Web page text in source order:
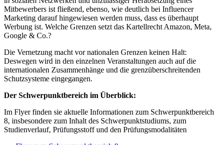
Mitbewerbers ist fließend, ebenso, wie deutlich bei Influencer
Marketing darauf hingewiesen werden muss, dass es überhaupt
Werbung ist. Welche Grenzen setzt das Kartellrecht Amazon, Meta,
Google & Co.?
Die Vernetzung macht vor nationalen Grenzen keinen Halt:
Deswegen wird in den einzelnen Veranstaltungen auch auf die
internationalen Zusammenhänge und die grenzüberschreitenden
Schutzsysteme eingegangen.
Der Schwerpunktbereich im Überblick:
Im Flyer finden sie aktuelle Informationen zum Schwerpunktbereich
8, insbesondere zum Inhalt des Schwerpunktstudiums, zum
Studienverlauf, Prüfungsstoff und den Prüfungsmodalitäten